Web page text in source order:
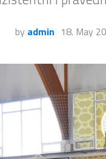
by admin 18. May